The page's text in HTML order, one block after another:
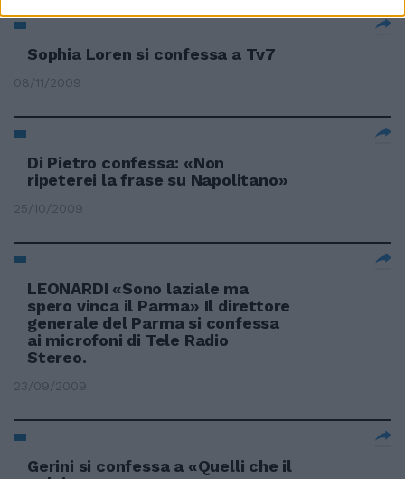
Sophia Loren si confessa a Tv7
08/11/2009
Di Pietro confessa: «Non
ripeterei la frase su Napolitano»
25/10/2009
LEONARDI «Sono laziale ma
spero vinca il Parma» Il direttore
generale del Parma si confessa
ai microfoni di Tele Radio
Stereo.
23/09/2009
Gerini si confessa a «Quelli che il